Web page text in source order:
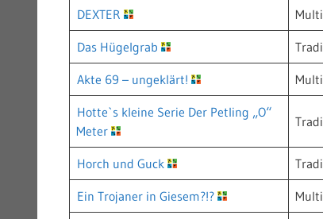
DEXTER Multi
Das Hügelgrab Tradi
Akte 69 – ungeklärt! Multi
Hotte`s kleine Serie Der Petling „O“
Meter
Tradi
Horch und Guck Tradi
Ein Trojaner in Giesem?!? Multi